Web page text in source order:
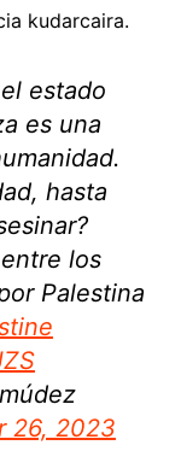
kudarcaira.
estado
es una
hasta
los
Palestina
26, 2023